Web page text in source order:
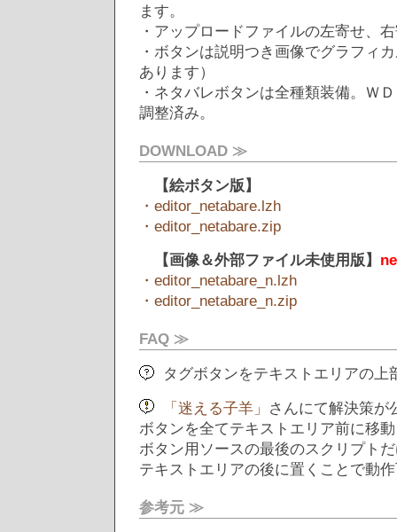
ます。
・アップロードファイルの左寄せ、
・ボタンは説明つき画像でグラフィ
あります）
・ネタバレボタンは全種類装備。Ｗ
調整済み。
DOWNLOAD ≫
【絵ボタン版】
・editor_netabare.lzh
・editor_netabare.zip
【画像＆外部ファイル未使用版】
・editor_netabare_n.lzh
・editor_netabare_n.zip
FAQ ≫
タグボタンをテキストエリアの上
「迷える子羊」
さんにて解決策が
ボタンを全てテキストエリア前に移
ボタン用ソースの最後のスクリプト
テキストエリアの後に置くことで動
参考元 ≫